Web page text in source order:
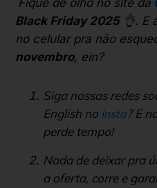
Fique de olho no site da
Black Friday 2025👌. E
no celular pra não
novembro, ein?
Siga nossas redes
English no Insta? E
perde tempo!
Nada de deixar pra
a oferta, corre e